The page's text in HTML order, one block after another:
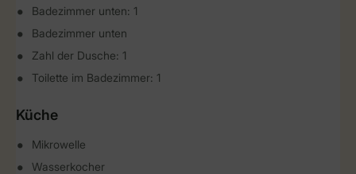
Badezimmer unten: 1
Badezimmer unten
Zahl der Dusche: 1
Toilette im Badezimmer: 1
Küche
Mikrowelle
Wasserkocher